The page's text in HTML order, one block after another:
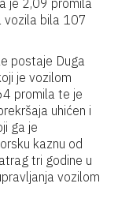
je 2,09 promila
vozila bila 107
postaje Duga
je vozilom
promila te je
uhićen i
ga je
kaznu od
tri godine u
vozilom